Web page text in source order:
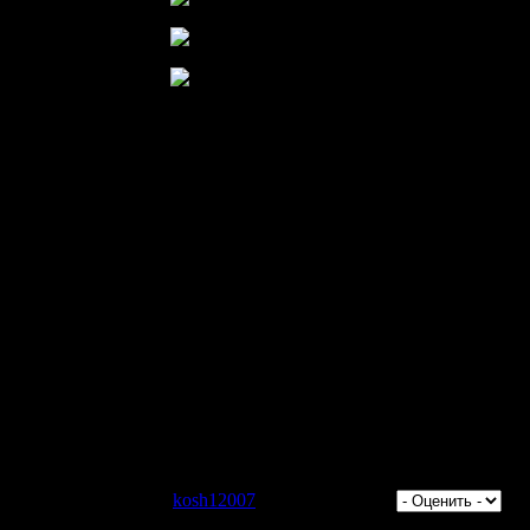
kosh12007